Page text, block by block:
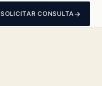
SOLICITAR CONSULTA→